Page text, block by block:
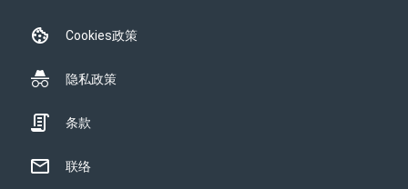
Cookies政策
隐私政策
条款
联络